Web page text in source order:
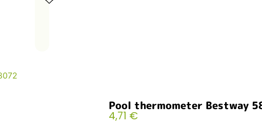
Pool thermometer Bestway
4,71 €